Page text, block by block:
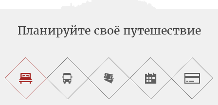
Планируйте своё путешествие
Найти
гостиницу
Заказать
экскурсионный
тур
Заказ
билетов
онлайн
Найти
культурные
мероприятия